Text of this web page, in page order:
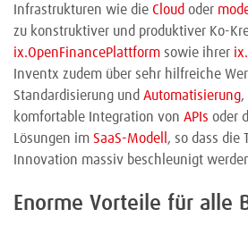
Infrastrukturen wie die Cloud oder
zu konstruktiver und produktiver Ko-
ix.OpenFinancePlattform sowie ihrer
Inventx zudem über sehr hilfreiche
Standardisierung und Automatisierung,
komfortable Integration von APIs oder
Lösungen im SaaS-Modell , so dass die
Innovation massiv beschleunigt
Enorme Vorteile für alle